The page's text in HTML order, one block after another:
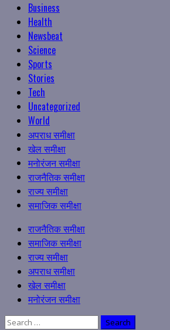
Business
Health
Newsbeat
Science
Sports
Stories
Tech
Uncategorized
World
अपराध समीक्षा
खेल समीक्षा
मनोरंजन समीक्षा
राजनैतिक समीक्षा
राज्य समीक्षा
समाजिक समीक्षा
Primary
Menu
राजनैतिक समीक्षा
समाजिक समीक्षा
राज्य समीक्षा
अपराध समीक्षा
खेल समीक्षा
मनोरंजन समीक्षा
Search